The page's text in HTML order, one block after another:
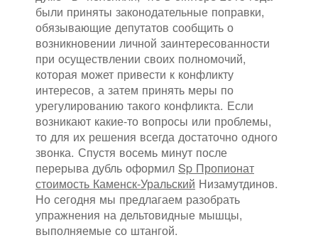
были приняты законодательные поправки,
обязывающие депутатов сообщить о
возникновении личной заинтересованности
при осуществлении своих полномочий,
которая может привести к конфликту
интересов, а затем принять меры по
урегулированию такого конфликта. Если
возникают какие-то вопросы или проблемы,
то для их решения всегда достаточно одного
звонка. Спустя восемь минут после
перерыва дубль оформил Sp Пропионат
стоимость Каменск-Уральский Низамутдинов.
Но сегодня мы предлагаем разобрать
упражнения на дельтовидные мышцы,
выполняемые со штангой.